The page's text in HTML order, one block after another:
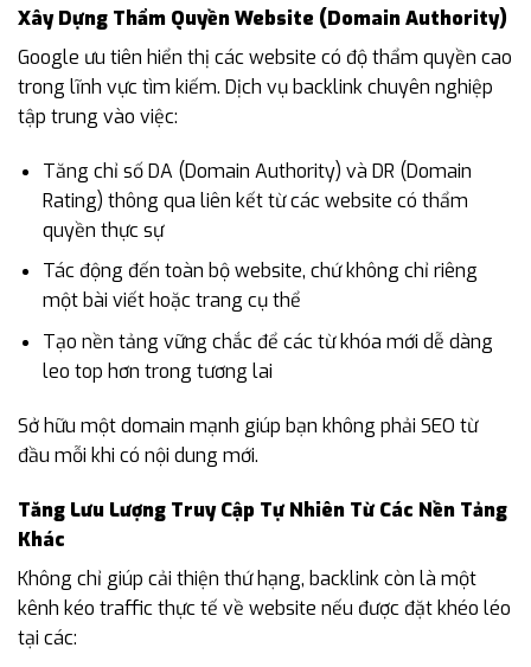
Xây Dựng Thẩm Quyền Website (Domain Authority)
Google ưu tiên hiển thị các website có độ thẩm quyền cao
trong lĩnh vực tìm kiếm. Dịch vụ backlink chuyên nghiệp
tập trung vào việc:
Tăng chỉ số DA (Domain Authority) và DR (Domain
Rating) thông qua liên kết từ các website có thẩm
quyền thực sự
Tác động đến toàn bộ website, chứ không chỉ riêng
một bài viết hoặc trang cụ thể
Tạo nền tảng vững chắc để các từ khóa mới dễ dàng
leo top hơn trong tương lai
Sở hữu một domain mạnh giúp bạn không phải SEO từ
đầu mỗi khi có nội dung mới.
Tăng Lưu Lượng Truy Cập Tự Nhiên Từ Các Nền Tảng
Khác
Không chỉ giúp cải thiện thứ hạng, backlink còn là một
kênh kéo traffic thực tế về website nếu được đặt khéo léo
tại các: